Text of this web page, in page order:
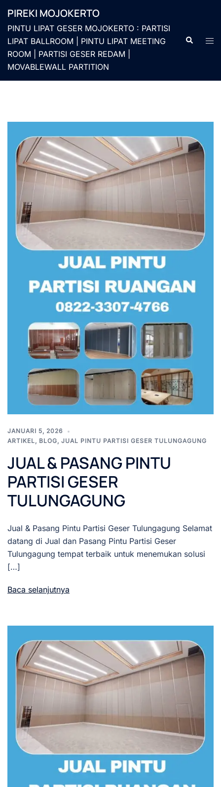
kePIREKI MOJOKERTO
PINTU LIPAT GESER MOJOKERTO : PARTISI
LIPAT BALLROOM | PINTU LIPAT MEETING
ROOM | PARTISI GESER REDAM |
MOVABLEWALL PARTITION
Cari
JANUARI 5, 2026
ARTIKEL, BLOG, JUAL PINTU PARTISI GESER TULUNGAGUNG
JUAL & PASANG PINTU
PARTISI GESER
TULUNGAGUNG
Jual & Pasang Pintu Partisi Geser Tulungagung Selamat
datang di Jual dan Pasang Pintu Partisi Geser
Tulungagung tempat terbaik untuk menemukan solusi
[…]
Baca selanjutnya